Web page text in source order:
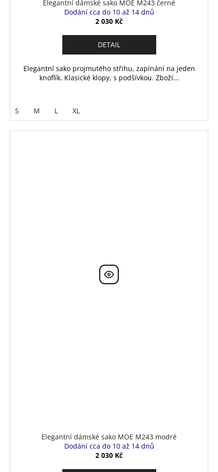
Elegantní dámské sako MOE M243 černé
Dodání cca do 10 až 14 dnů
2 030 Kč
DETAIL
Elegantní sako projmutého střihu, zapínání na jeden
knoflík. Klasické klopy, s podšívkou. Zboží...
S M L XL
Elegantní dámské sako MOE M243 modré
Dodání cca do 10 až 14 dnů
2 030 Kč